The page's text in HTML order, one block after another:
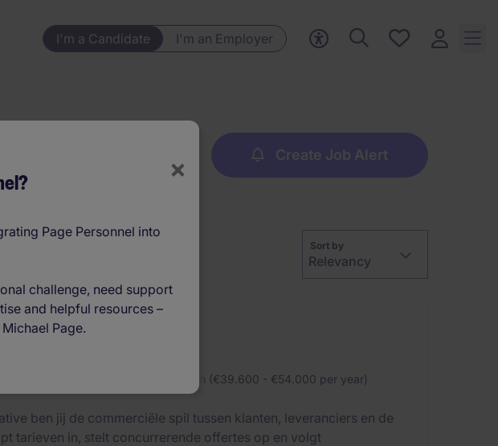
I'm a Candidate I'm an Employer
Save
Create Job Alert
Sort by
Relevancy
€3.300 - €4.500 per month (€39.600 - €54.000 per year)
ben jij de commerciële spil tussen klanten, leveranciers en de
tarieven in, stelt concurrerende offertes op en volgt
×
Page Personnel into
challenge, need support
and helpful resources –
Page.